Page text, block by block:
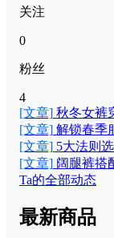
关注
0
粉丝
4
[文章] 秋冬女裤
[文章] 解锁春季
[文章] 5大法则
[文章] 阔腿裤搭
Ta的全部动态
最新商品